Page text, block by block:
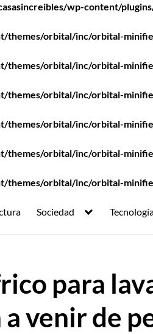
wp-content/
themes/orbital/inc/orbital-
themes/orbital/inc/orbital-
themes/orbital/inc/orbital-
themes/orbital/inc/orbital-
themes/orbital/inc/orbital-
themes/orbital/inc/orbital-
Sociedad
para
venir de